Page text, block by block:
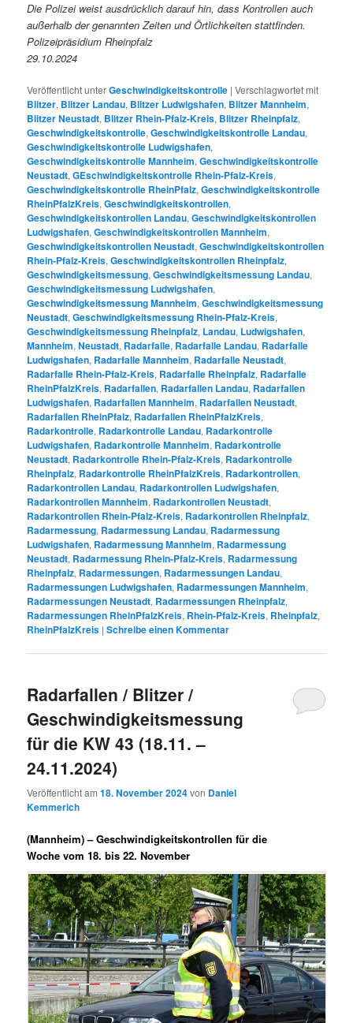
Die Polizei weist ausdrücklich darauf hin, dass Kontrollen auch
außerhalb der genannten Zeiten und Örtlichkeiten stattfinden.
Polizeipräsidium Rheinpfalz
29.10.2024
Veröffentlicht unterGeschwindigkeitskontrolle |Verschlagwortet mit
Blitzer, Blitzer Landau, Blitzer Ludwigshafen, Blitzer Mannheim,
Blitzer Neustadt, Blitzer Rhein-Pfalz-Kreis, Blitzer Rheinpfalz,
Geschwindigkeitskontrolle,Geschwindigkeitskontrolle Landau,
Geschwindigkeitskontrolle Ludwigshafen,
Geschwindigkeitskontrolle Mannheim,Geschwindigkeitskontrolle
Neustadt,GEschwindigkeitskontrolle Rhein-Pfalz-Kreis,
Geschwindigkeitskontrolle RheinPfalz,Geschwindigkeitskontrolle
RheinPfalzKreis,Geschwindigkeitskontrollen,
Geschwindigkeitskontrollen Landau,Geschwindigkeitskontrollen
Ludwigshafen,Geschwindigkeitskontrollen Mannheim,
Geschwindigkeitskontrollen Neustadt,Geschwindigkeitskontrollen
Rhein-Pfalz-Kreis,Geschwindigkeitskontrollen Rheinpfalz,
Geschwindigkeitsmessung,Geschwindigkeitsmessung Landau,
Geschwindigkeitsmessung Ludwigshafen,
Geschwindigkeitsmessung Mannheim,Geschwindigkeitsmessung
Neustadt,Geschwindigkeitsmessung Rhein-Pfalz-Kreis,
Geschwindigkeitsmessung Rheinpfalz, Landau, Ludwigshafen,
Mannheim,Neustadt, Radarfalle, Radarfalle Landau, Radarfalle
Ludwigshafen, Radarfalle Mannheim, Radarfalle Neustadt,
Radarfalle Rhein-Pfalz-Kreis, Radarfalle Rheinpfalz, Radarfalle
RheinPfalzKreis, Radarfallen, Radarfallen Landau, Radarfallen
Ludwigshafen, Radarfallen Mannheim, Radarfallen Neustadt,
Radarfallen RheinPfalz, Radarfallen RheinPfalzKreis,
Radarkontrolle, Radarkontrolle Landau, Radarkontrolle
Ludwigshafen, Radarkontrolle Mannheim, Radarkontrolle
Neustadt, Radarkontrolle Rhein-Pfalz-Kreis, Radarkontrolle
Rheinpfalz, Radarkontrolle RheinPfalzKreis, Radarkontrollen,
Radarkontrollen Landau, Radarkontrollen Ludwigshafen,
Radarkontrollen Mannheim, Radarkontrollen Neustadt,
Radarkontrollen Rhein-Pfalz-Kreis, Radarkontrollen Rheinpfalz,
Radarmessung, Radarmessung Landau, Radarmessung
Ludwigshafen, Radarmessung Mannheim, Radarmessung
Neustadt, Radarmessung Rhein-Pfalz-Kreis, Radarmessung
Rheinpfalz, Radarmessungen, Radarmessungen Landau,
Radarmessungen Ludwigshafen, Radarmessungen Mannheim,
Radarmessungen Neustadt, Radarmessungen Rheinpfalz,
Radarmessungen RheinPfalzKreis, Rhein-Pfalz-Kreis, Rheinpfalz,
RheinPfalzKreis |Schreibe einen Kommentar
Radarfallen / Blitzer /
Geschwindigkeitsmessung
für die KW 43 (18.11. –
24.11.2024)
Veröffentlicht am18. November 2024von Daniel
Kemmerich
(Mannheim) –Geschwindigkeitskontrollen für die
Woche vom 18. bis 22. November